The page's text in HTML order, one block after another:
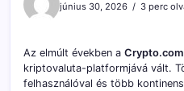
június 30, 2026
3 perc
Az elmúlt években a Crypto.com
kriptovaluta-platformjává vált.
felhasználóval és több